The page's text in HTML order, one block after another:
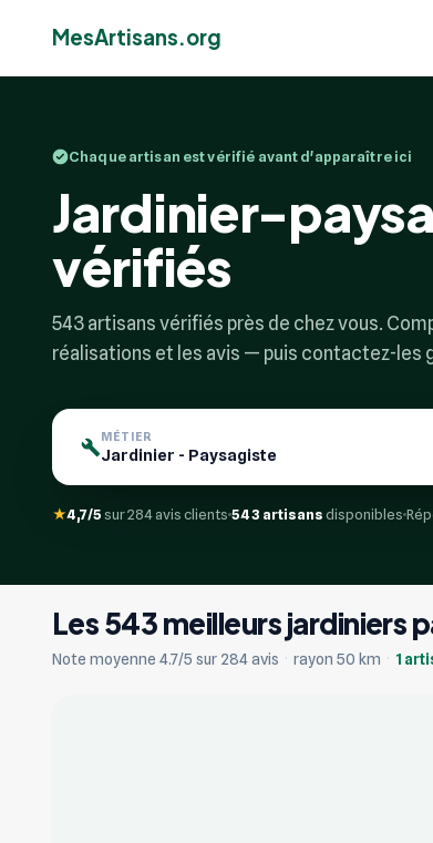
MesArtisans.org
Chaque artisan est vérifié avant d'apparaître ici
Jardinier-
vérifiés
543 artisans vérifiés près de chez vous.
réalisations et les avis — puis contactez-les
MÉTIER
★4,7/5sur 284 avis clients 543 artisansdisponibles
Les 543 meilleurs jardiniers
Note moyenne 4.7/5 sur 284 avis · rayon 50 km · 1